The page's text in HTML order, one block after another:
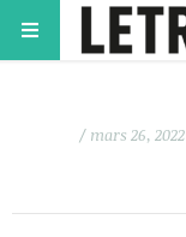
/ mars 26, 2022